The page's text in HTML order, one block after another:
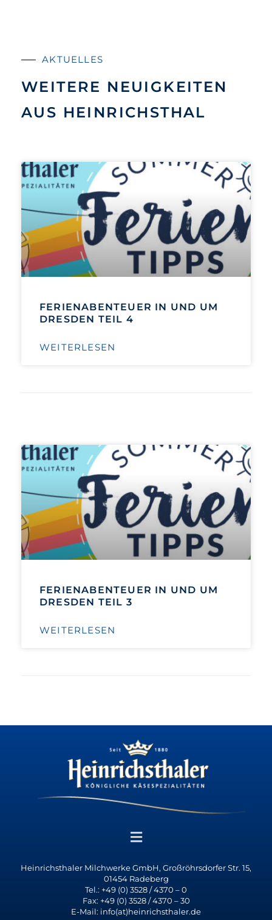
AKTUELLES
WEITERE NEUIGKEITEN
AUS HEINRICHSTHAL
FERIENABENTEUER IN UND UM
DRESDEN TEIL 4
WEITERLESEN
FERIENABENTEUER IN UND UM
DRESDEN TEIL 3
WEITERLESEN
Heinrichsthaler Milchwerke GmbH, Großröhrsdorfer Str. 15,
01454 Radeberg
Tel.: +49 (0) 3528 / 4370 – 0
Fax: +49 (0) 3528 / 4370 – 30
E-Mail: info(at)heinrichsthaler.de